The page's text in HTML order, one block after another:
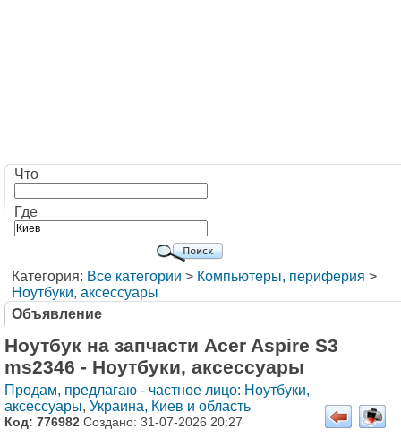
Что
Где
Категория: Все категории > Компьютеры, периферия >
Ноутбуки, аксессуары
Объявление
Ноутбук на запчасти Acer Aspire S3
ms2346 - Ноутбуки, аксессуары
Продам, предлагаю - частное лицо: Ноутбуки,
аксессуары, Украина, Киев и область
Код: 776982 Создано: 31-07-2026 20:27